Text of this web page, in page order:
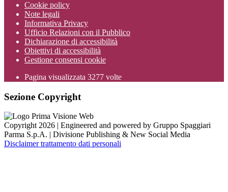
Cookie policy
Note legali
Informativa Privacy
Ufficio Relazioni con il Pubblico
Dichiarazione di accessibilità
Obiettivi di accessibilità
Gestione consensi cookie
Pagina visualizzata 3277 volte
Sezione Copyright
Copyright 2026 | Engineered and powered by Gruppo Spaggiari
Parma S.p.A. | Divisione Publishing & New Social Media
Disclaimer trattamento dati personali